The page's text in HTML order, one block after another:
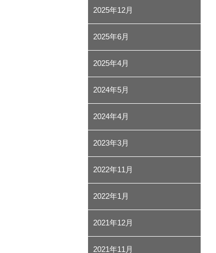
2025年12月
2025年6月
2025年4月
2024年5月
2024年4月
2023年3月
2022年11月
2022年1月
2021年12月
2021年11月